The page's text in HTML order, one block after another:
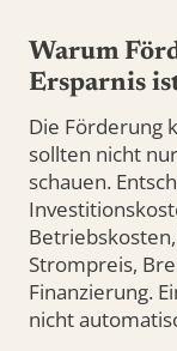
Warum
Ersparnis
Die Förderung
sollten nicht
schauen.
Strompreis,
Finanzierung.
nicht